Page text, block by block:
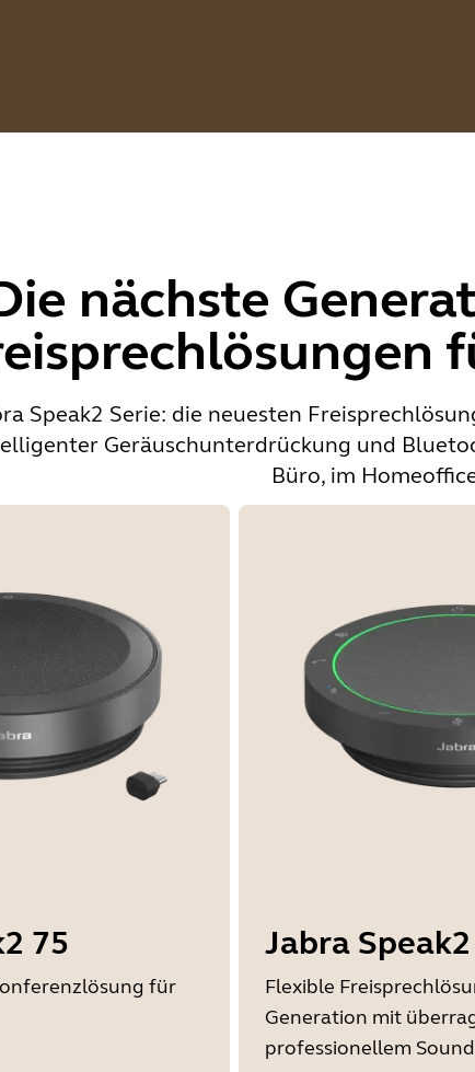
nächste
Speak2 Serie: die neuesten
Geräuschunterdrückung und
Büro, im
75
für
Jabra
Flexible
Generation mit
professionellem